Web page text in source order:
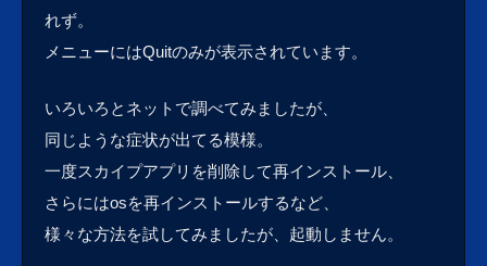
れず。
メニューにはQuitのみが表示されています。
いろいろとネットで調べてみましたが、
同じような症状が出てる模様。
一度スカイプアプリを削除して再インストール、
さらにはosを再インストールするなど、
様々な方法を試してみましたが、起動しません。